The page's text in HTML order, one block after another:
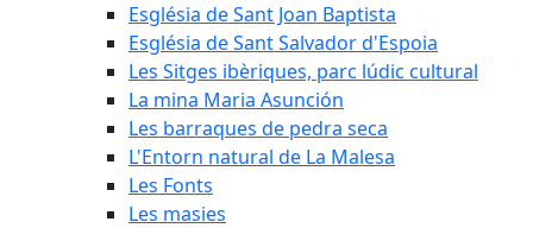
Església de Sant Joan Baptista
Església de Sant Salvador d'Espoia
Les Sitges ibèriques, parc lúdic cultural
La mina Maria Asunción
Les barraques de pedra seca
L'Entorn natural de La Malesa
Les Fonts
Les masies